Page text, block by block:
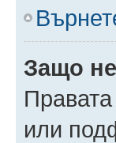
Защо
или